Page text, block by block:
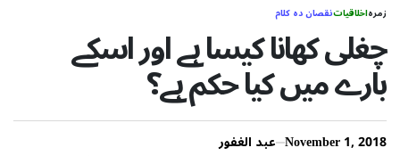
زمرہاخلاقیاتنقصان دہ کلام
چغلی کھانا کیسا ہے اور اسکے
بارے میں کیا حکم ہے؟
November 1, 2018 عبد الغفور